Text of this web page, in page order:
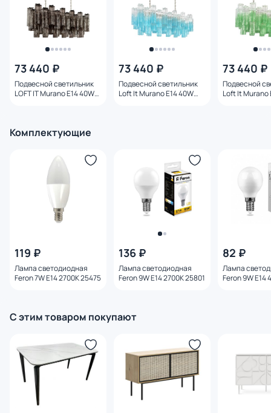
73 440 ₽
Подвесной светильник
LOFT IT Murano E14 40W
73 440 ₽
Подвесной светильник
Loft It Murano E14 40W
73 440 ₽
Подвесной
Loft It Murano
Комплектующие
119 ₽
Лампа светодиодная
Feron 7W E14 2700K 25475
136 ₽
Лампа светодиодная
Feron 9W E14 2700K 25801
82 ₽
Лампа
Feron 9W E14
С этим товаром покупают